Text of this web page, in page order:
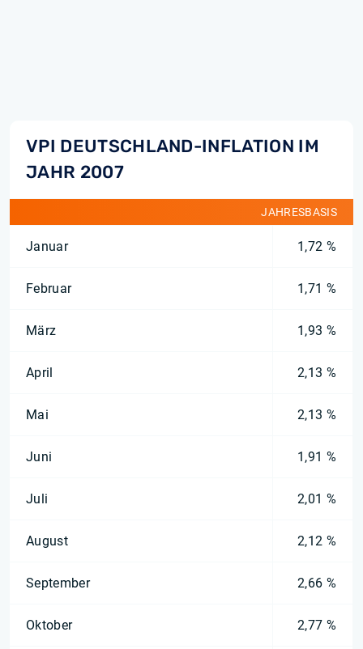
VPI DEUTSCHLAND-INFLATION IM
JAHR 2007
JAHRESBASIS
Januar 1,72 %
Februar 1,71 %
März 1,93 %
April 2,13 %
Mai 2,13 %
Juni 1,91 %
Juli 2,01 %
August 2,12 %
September 2,66 %
Oktober 2,77 %